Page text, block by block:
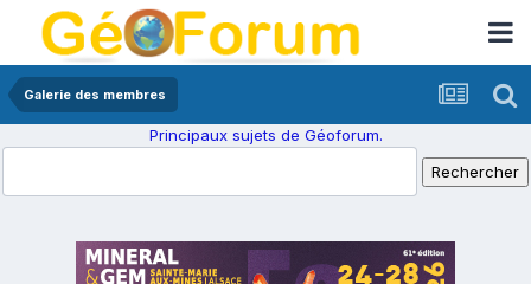
Galerie des membres
Principaux sujets de Géoforum.